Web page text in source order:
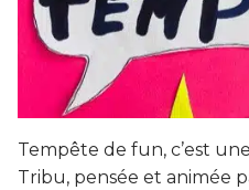
Tempête de fun, c’est
Tribu, pensée et animée